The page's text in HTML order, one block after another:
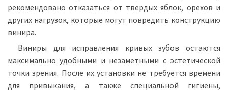
рекомендовано отказаться от твердых яблок, орехов и
других нагрузок, которые могут повредить конструкцию
винира.
Виниры для исправления кривых зубов остаются
максимально удобными и незаметными с эстетической
точки зрения. После их установки не требуется времени
для привыкания, а также специальной гигиены,